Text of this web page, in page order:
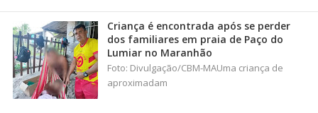
Criança é encontrada após se perder
dos familiares em praia de Paço do
Lumiar no Maranhão
Foto: Divulgação/CBM-MAUma criança de
aproximadam